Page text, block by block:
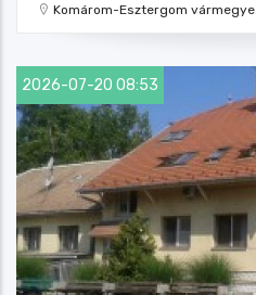
Komárom-Esztergom vármegye
2026-07-20 08:53